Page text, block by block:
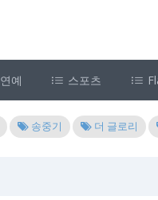
연예 스포츠
송중기 더 글로리